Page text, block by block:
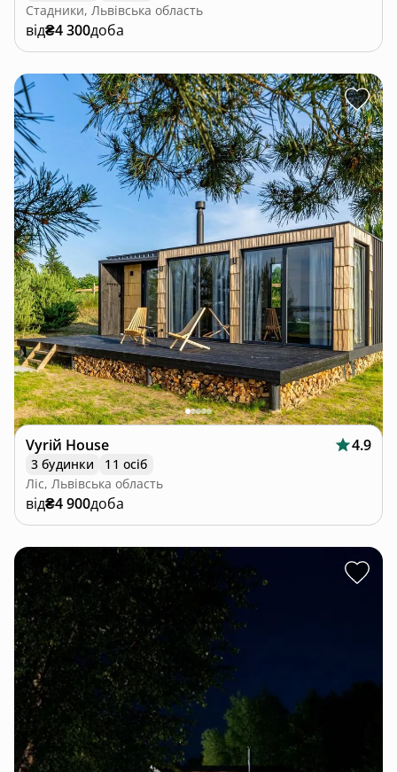
Стадники, Львівська область
від₴4 300доба
Vyriй House 4.9
3 будинки
11 осіб
Ліс, Львівська область
від₴4 900доба